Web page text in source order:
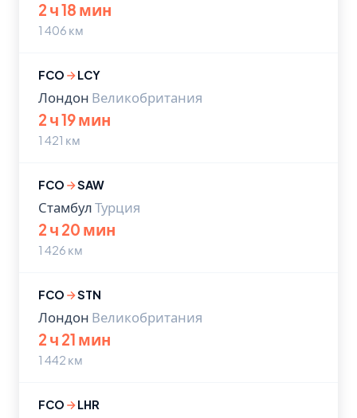
2 ч 18 мин
1 406 км
FCO LCY
Лондон Великобритания
2 ч 19 мин
1 421 км
FCO SAW
СтамбулТурция
2 ч 20 мин
1 426 км
FCO STN
Лондон Великобритания
2 ч 21 мин
1 442 км
FCO LHR